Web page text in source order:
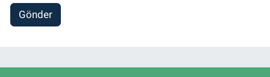
Gönder